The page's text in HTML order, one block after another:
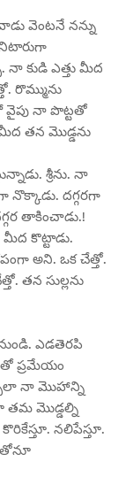
వెంటనే నన్ను
కుడి ఎత్తు మీద
రొమ్మును
వైపు నా పొట్టతో
మీద తన మొడ్డను
శ్రీను. నా
నొక్కాడు. దగ్గరగా
తాకించాడు.!
మీద కొట్టాడు.
అని. ఒక చేత్తో.
తన సుల్లను
ఎడతెరపి
ప్రమేయం
నా మొహాన్ని
తమ మొడ్డల్ని
నలిపేస్తూ.